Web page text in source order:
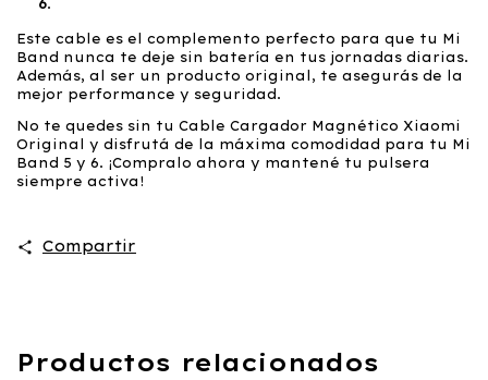
6.
Este cable es el complemento perfecto para que tu Mi
Band nunca te deje sin batería en tus jornadas diarias.
Además, al ser un producto original, te asegurás de la
mejor performance y seguridad.
No te quedes sin tu Cable Cargador Magnético Xiaomi
Original y disfrutá de la máxima comodidad para tu Mi
Band 5 y 6. ¡Compralo ahora y mantené tu pulsera
siempre activa!
Compartir
Productos relacionados